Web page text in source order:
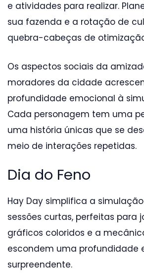
e atividades para realizar.
sua fazenda e a rotação de
quebra-cabeças de
Os aspectos sociais da
moradores da cidade
profundidade emocional à
Cada personagem tem uma
uma história únicas que se
meio de interações repetidas.
Dia do Feno
Hay Day simplifica a
sessões curtas, perfeitas para
gráficos coloridos e a
escondem uma profundidade
surpreendente.